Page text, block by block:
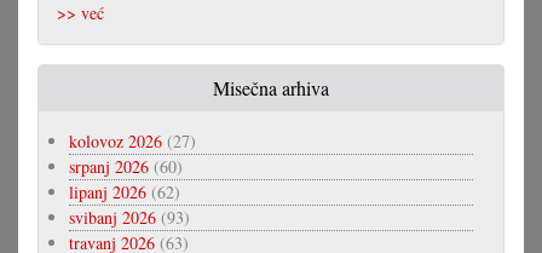
>> već
Misečna arhiva
kolovoz 2026 (27)
srpanj 2026 (60)
lipanj 2026 (62)
svibanj 2026 (93)
travanj 2026 (63)